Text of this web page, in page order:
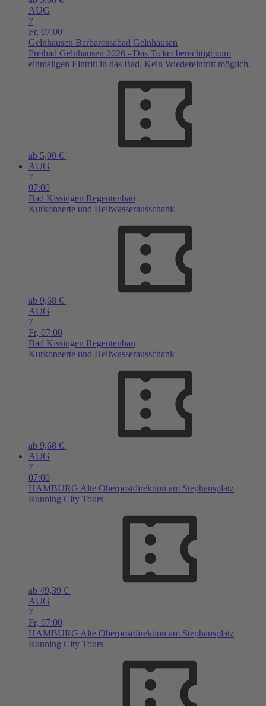
AUG
7
Fr, 07:00
Gelnhausen Barbarossabad Gelnhausen
Freibad Gelnhausen 2026 - Das Ticket berechtigt zum
einmaligen Eintritt in das Bad. Kein Wiedereintritt möglich.
ab 5,00 €
AUG
7
07:00
Bad Kissingen Regentenbau
Kurkonzerte und Heilwasserausschank
ab 9,68 €
AUG
7
Fr, 07:00
Bad Kissingen Regentenbau
Kurkonzerte und Heilwasserausschank
ab 9,68 €
AUG
7
07:00
HAMBURG Alte Oberpostdirektion am Stephansplatz
Running City Tours
ab 49,39 €
AUG
7
Fr, 07:00
HAMBURG Alte Oberpostdirektion am Stephansplatz
Running City Tours